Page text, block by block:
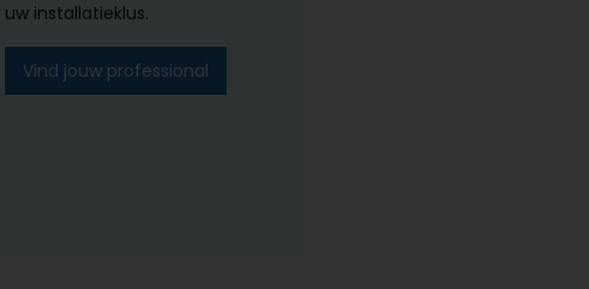
uw installatieklus.
Vind jouw professional